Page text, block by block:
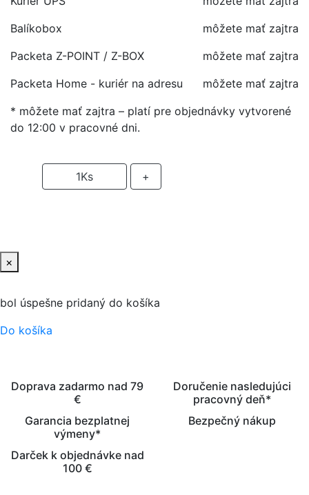
Balíkobox
môžete mať zajtra
Packeta Z-POINT / Z-BOX
môžete mať zajtra
Packeta Home - kuriér na adresu
môžete mať zajtra
* môžete mať zajtra – platí pre objednávky vytvorené
do 12:00 v pracovné dni.
1Ks +
×
bol úspešne pridaný do košíka
Do košíka
Doprava zadarmo nad 79
€
Doručenie nasledujúci
pracovný deň*
Garancia bezplatnej
výmeny*
Bezpečný nákup
Darček k objednávke nad
100 €